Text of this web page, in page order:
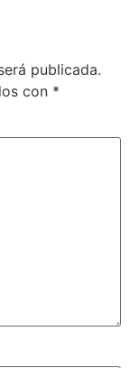
publicada.
con *